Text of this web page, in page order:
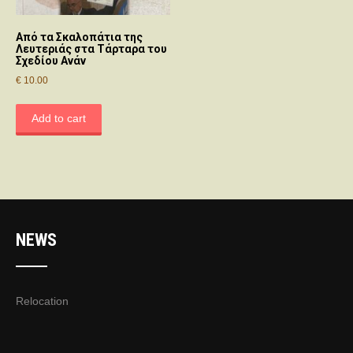
Από τα Σκαλοπάτια της
Λευτεριάς στα Τάρταρα του
Σχεδίου Ανάν
€ 10.00
Add to cart
NEWS
Relocation